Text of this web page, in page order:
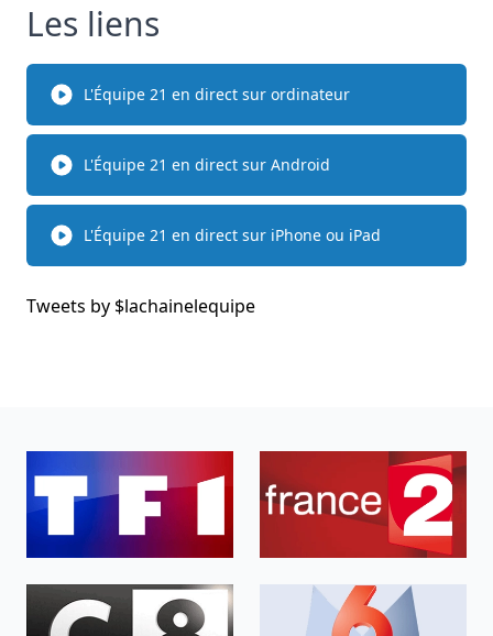
Les liens
L'Équipe 21 en direct sur ordinateur
L'Équipe 21 en direct sur Android
L'Équipe 21 en direct sur iPhone ou iPad
Tweets by $lachainelequipe